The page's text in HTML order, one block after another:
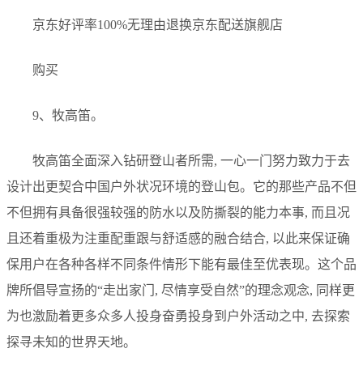
京东好评率100%无理由退换京东配送旗舰店
购买
9、牧高笛。
牧高笛全面深入钻研登山者所需, 一心一门努力致力于去
设计出更契合中国户外状况环境的登山包。它的那些产品不但
不但拥有具备很强较强的防水以及防撕裂的能力本事, 而且况
且还着重极为注重配重跟与舒适感的融合结合, 以此来保证确
保用户在各种各样不同条件情形下能有最佳至优表现。这个品
牌所倡导宣扬的“走出家门, 尽情享受自然”的理念观念, 同样更
为也激励着更多众多人投身奋勇投身到户外活动之中, 去探索
探寻未知的世界天地。